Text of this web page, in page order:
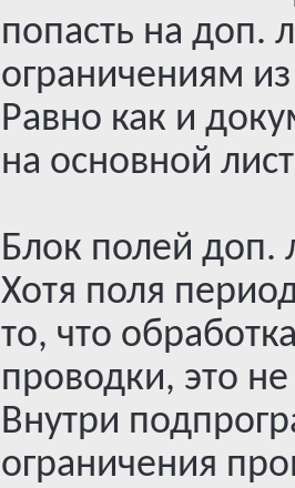
попасть на доп.
ограничениям
Равно как и
на основной
Блок полей доп.
Хотя поля
то, что
проводки, это не
Внутри
ограничения